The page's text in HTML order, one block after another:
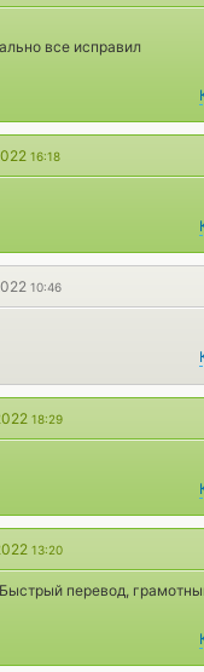
все исправил
16:18
10:46
18:29
13:20
перевод,